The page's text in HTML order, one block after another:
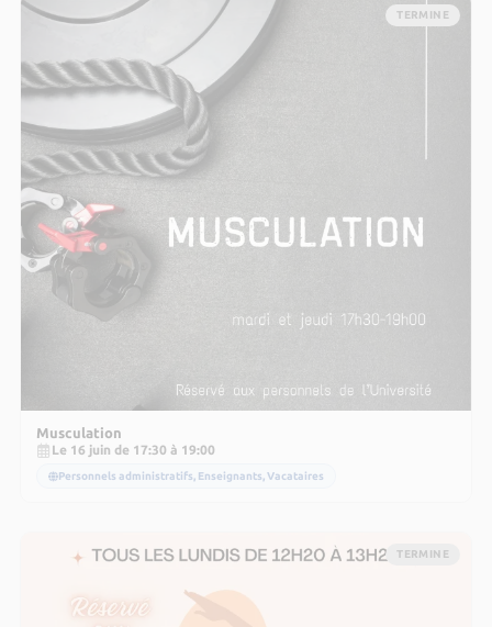
TERMINE
Musculation
Le 16 juin de 17:30 à 19:00
Personnels administratifs, Enseignants, Vacataires
TERMINE